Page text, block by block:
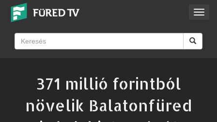
371 millió forintból
növelik Balatonfüred